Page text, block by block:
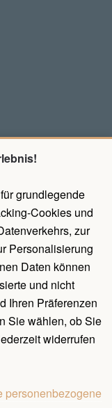
grundlegende
Cookies und
zur
Personalisierung
Daten können
und nicht
Ihren Präferenzen
Sie wählen, ob Sie
widerrufen
personenbezogene